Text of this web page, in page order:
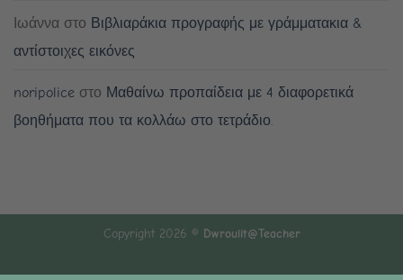
Ιωάννα στο Βιβλιαράκια προγραφής με γράμματακια &
αντίστοιχες εικόνες
noripolice στο Μαθαίνω προπαίδεια με 4 διαφορετικά
βοηθήματα που τα κολλάω στο τετράδιο.
Copyright 2026 © Dwroulit@Teacher